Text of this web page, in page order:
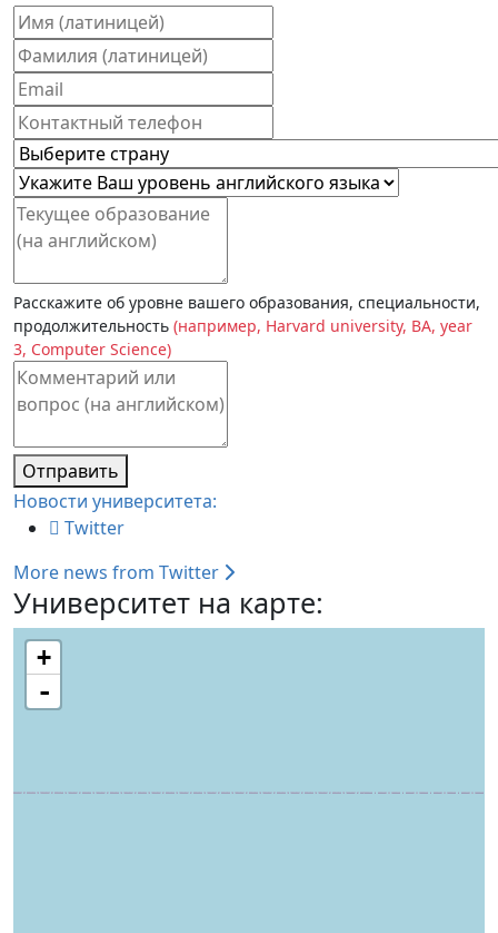
Расскажите об уровне вашего образования, специальности,
продолжительность (например, Harvard university, BA, year
3, Computer Science)
Отправить
Новости университета:
Twitter
More news from Twitter
Университет на карте:
+
-